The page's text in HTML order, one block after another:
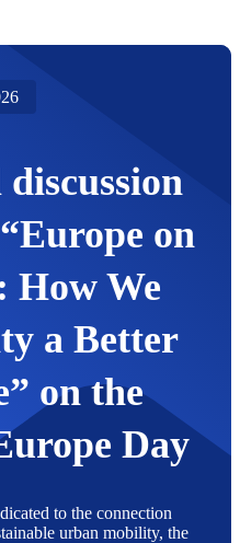
on
How We
a Better
on the
Day
to the connection
urban mobility, the